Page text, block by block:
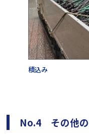
積込み
No.4 その他の